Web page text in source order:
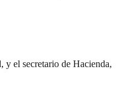
y el secretario de Hacienda,